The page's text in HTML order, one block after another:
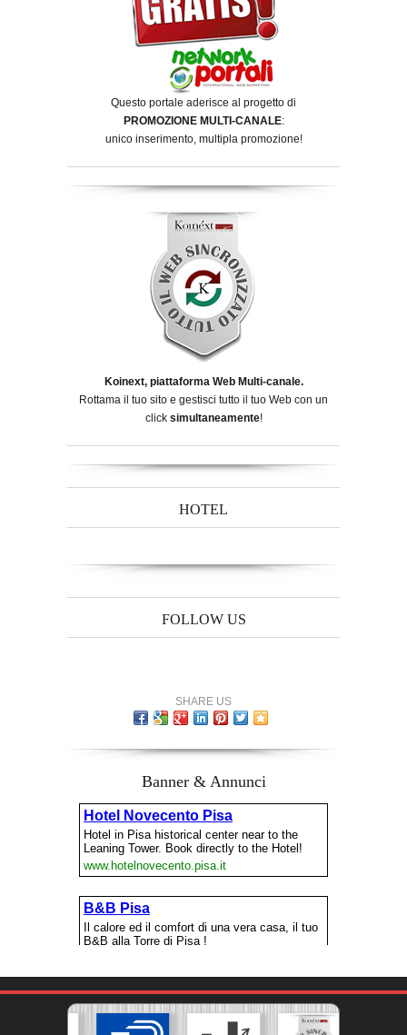
Questo portale aderisce al progetto di
PROMOZIONE MULTI-CANALE:
unico inserimento, multipla promozione!
Koinext, piattaforma Web Multi-canale.
Rottama il tuo sito e gestisci tutto il tuo Web con un
click simultaneamente!
HOTEL
FOLLOW US
SHARE US
Banner & Annunci